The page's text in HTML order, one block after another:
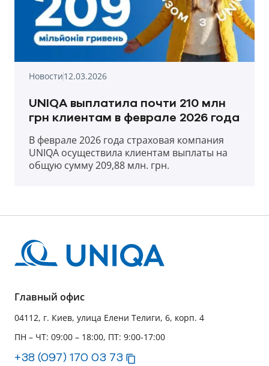
Новости12.03.2026
UNIQA выплатила почти 210 млн
грн клиентам в феврале 2026 года
В феврале 2026 года страховая компания
UNIQA осуществила клиентам выплаты на
общую сумму 209,88 млн. грн.
Главный офис
04112, г. Киев, улица Елени Телиги, 6, корп. 4
ПН – ЧТ: 09:00 – 18:00, ПТ: 9:00-17:00
+38 (097) 170 03 73